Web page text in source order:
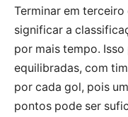
Terminar em
significar a
por mais tempo.
equilibradas, com
por cada gol, pois
pontos pode ser